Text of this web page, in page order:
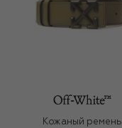
Кожаный ремень